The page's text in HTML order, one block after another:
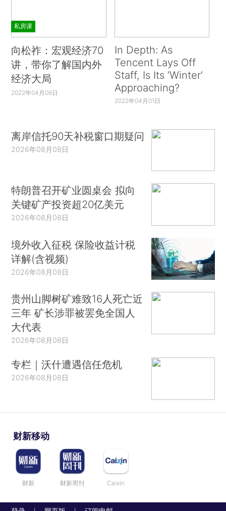
私房课
向松祚：宏观经济70
讲，带你了解国内外
经济大局
2022年04月06日
In Depth: As
Tencent Lays Off
Staff, Is Its ‘Winter’
Approaching?
2022年04月01日
离岸信托90天补税窗口期疑问
2026年08月08日
特朗普召开矿业圆桌会 拟向
关键矿产投资超20亿美元
2026年08月08日
境外收入征税 保险收益计税
详解(含视频)
2026年08月08日
贵州山脚树矿难致16人死亡近
三年 矿长涉罪被罢免全国人
大代表
2026年08月08日
专栏｜沃什遭遇信任危机
2026年08月08日
财新移动
财新 财新周刊 Caixin